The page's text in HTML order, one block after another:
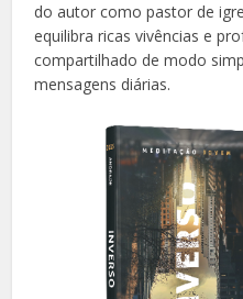
do autor como pastor de
equilibra ricas vivências e
compartilhado de modo
mensagens diárias.